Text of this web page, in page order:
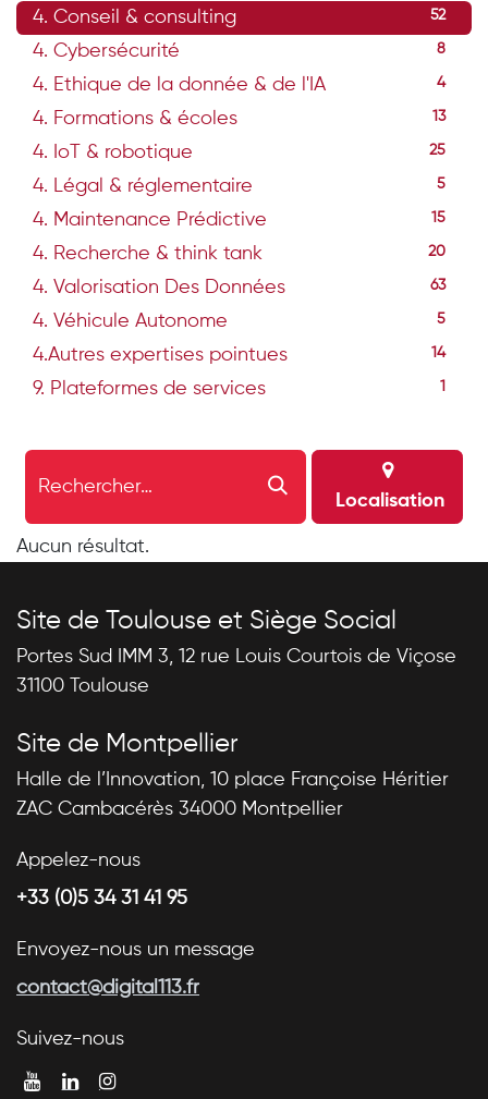
4. Conseil & consulting 52
4. Cybersécurité 8
4. Ethique de la donnée & de l'IA 4
4. Formations & écoles 13
4. IoT & robotique 25
4. Légal & réglementaire 5
4. Maintenance Prédictive 15
4. Recherche & think tank 20
4. Valorisation Des Données 63
4. Véhicule Autonome 5
4.Autres expertises pointues 14
9. Plateformes de services
Localisation
Aucun résultat.
Site de Toulouse et Siège Social
Portes Sud IMM 3, 12 rue Louis Courtois de Viçose
31100 Toulouse
Site de Montpellier
Halle de l’Innovation, 10 place Françoise Héritier
ZAC Cambacérès 34000 Montpellier
Appelez-nous
+33 (0)5 34 31 41 95
Envoyez-nous un message
contact@digital113.fr
Suivez-nous